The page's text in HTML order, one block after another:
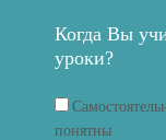
Когда Вы
уроки?
понятны